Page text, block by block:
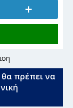
+
πρέπει να